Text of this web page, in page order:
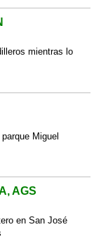
mientras lo
Miguel
AGS
en San José